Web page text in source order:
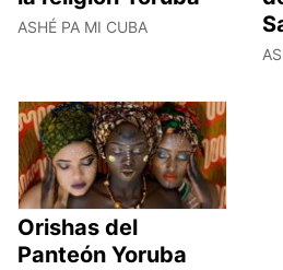
ASHÉ PA MI CUBA
Orishas del
Panteón Yoruba